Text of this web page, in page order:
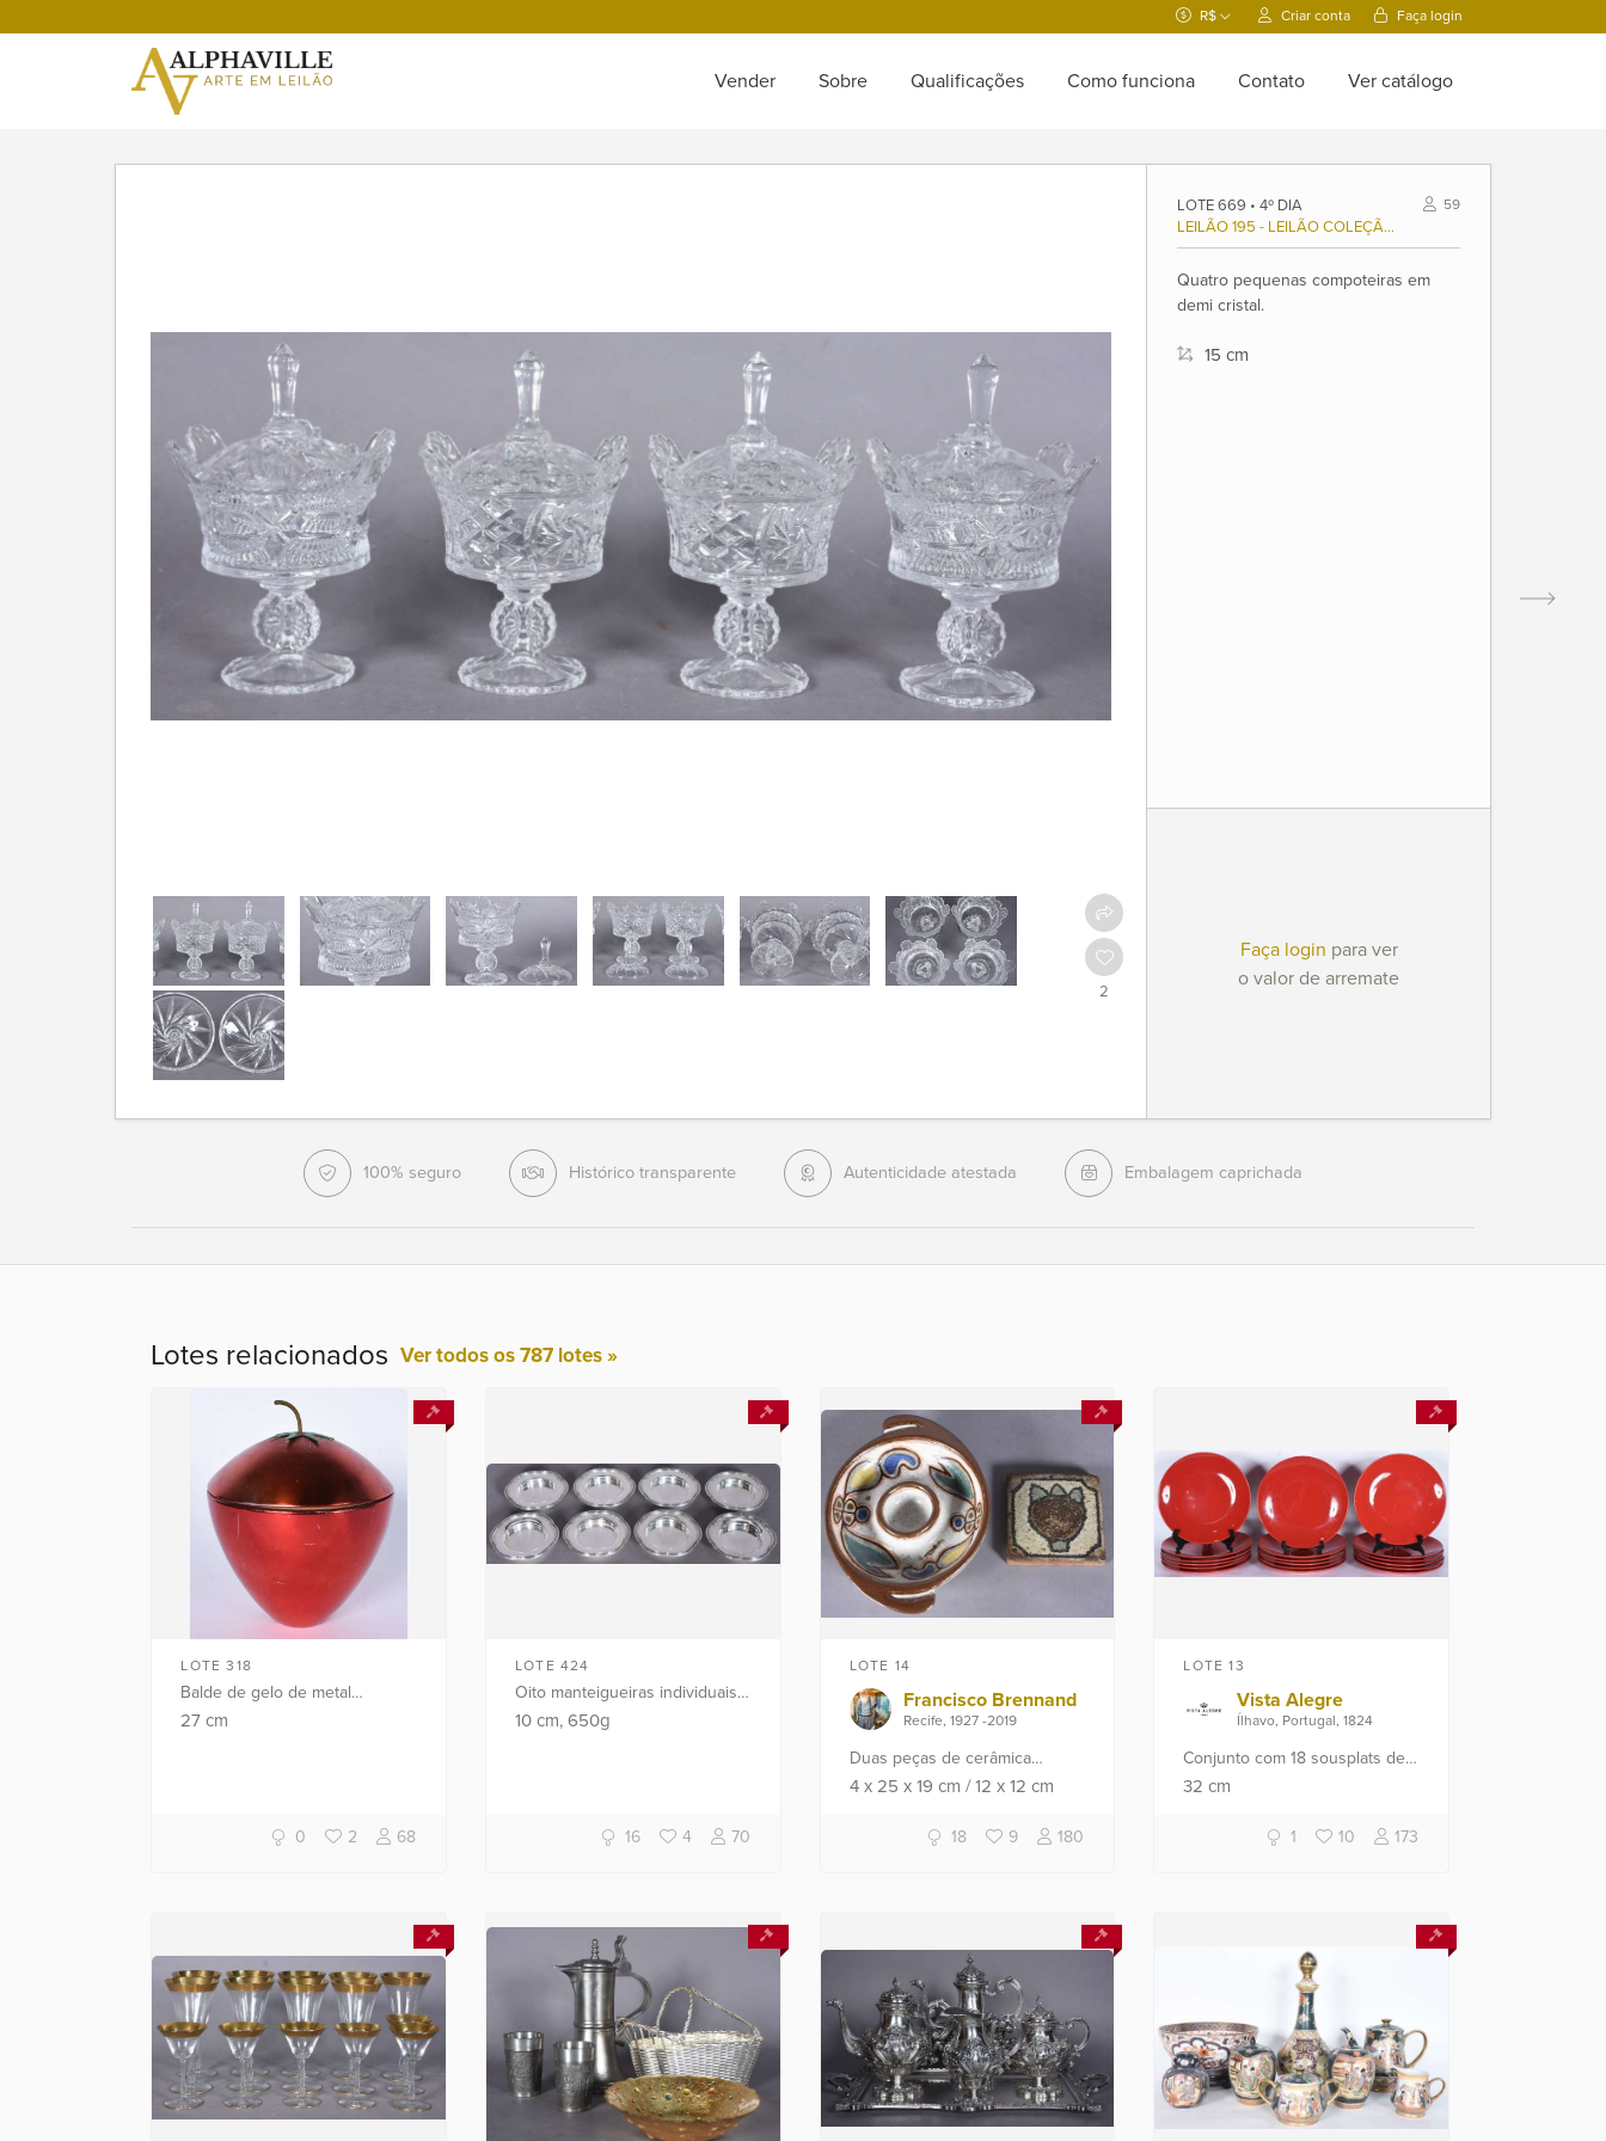
R$ Criar conta Faça login
Vender Sobre Qualificações Como funciona Contato Ver catálogo
2
LOTE 669 • 4º DIA 59
LEILÃO 195 - LEILÃO COLEÇÃO MARIA ADELAIDE GONÇALVES (1947/2021), E OUTROS.
Quatro pequenas compoteiras em
demi cristal.
15 cm
Faça login para ver
o valor de arremate
100% seguro Histórico transparente Autenticidade atestada Embalagem caprichada
Lotes relacionados Ver todos os 787 lotes »
LOTE 318
Balde de gelo de metal
vermelho feitio maçã. Alguns
27cm
0 2 68
LOTE 424
Oito manteigueiras individuais
de prata portuguesa contraste
10cm, 650g
16 4 70
LOTE 14
Francisco Brennand
Recife, 1927 -2019
Duas peças de cerâmica
policromada, sendo: petisqueira
4 x25 x19 cm /12 x12 cm
18 9 180
LOTE 13
Vista Alegre
Ílhavo, Portugal, 1824
Conjunto com 18 sousplats de
cerâmica portuguesa na cor
32cm
1 10 173